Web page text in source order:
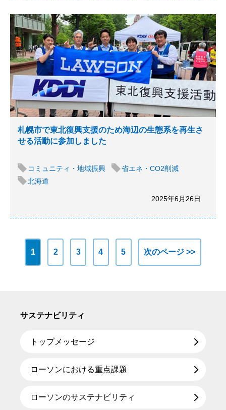
札幌市で東北復興支援のため海辺の生態系を再生さ
せる活動に参加しました
コミュニティ・地域振興
省エネ・CO2削減
北海道
2025年6月26日
1 2 3 4 5 次のページ >>
サステナビリティ
トップメッセージ
ローソンにおける重点課題
ローソンのサステナビリティ